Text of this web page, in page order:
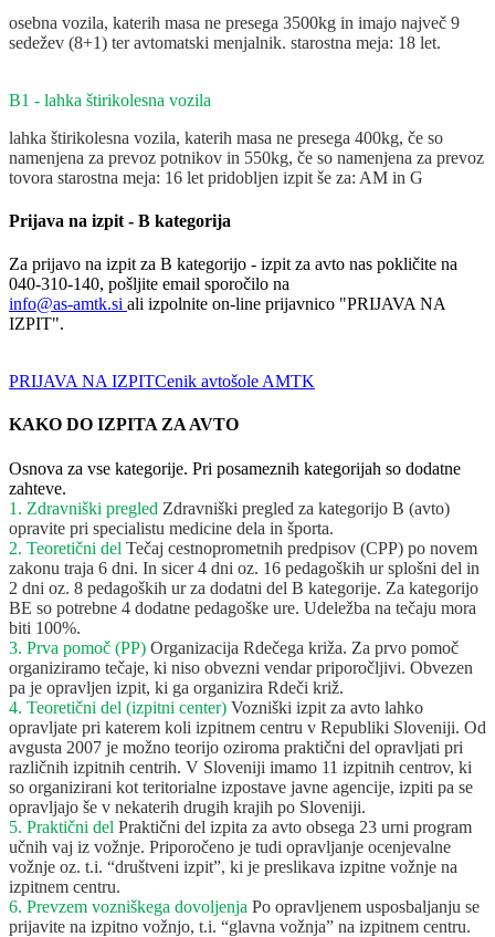
osebna vozila, katerih masa ne presega 3500kg in imajo največ 9
sedežev (8+1) ter avtomatski menjalnik. starostna meja: 18 let.
B1 - lahka štirikolesna vozila
lahka štirikolesna vozila, katerih masa ne presega 400kg, če so
namenjena za prevoz potnikov in 550kg, če so namenjena za prevoz
tovora starostna meja: 16 let pridobljen izpit še za: AM in G
Prijava na izpit - B kategorija
Za prijavo na izpit za B kategorijo - izpit za avto nas pokličite na
040-310-140, pošljite email sporočilo na
info@as-amtk.si ali izpolnite on-line prijavnico "PRIJAVA NA
IZPIT".
PRIJAVA NA IZPITCenik avtošole AMTK
KAKO DO IZPITA ZA AVTO
Osnova za vse kategorije. Pri posameznih kategorijah so dodatne
zahteve.
1. Zdravniški pregled Zdravniški pregled za kategorijo B (avto)
opravite pri specialistu medicine dela in športa.
2. Teoretični del Tečaj cestnoprometnih predpisov (CPP) po novem
zakonu traja 6 dni. In sicer 4 dni oz. 16 pedagoških ur splošni del in
2 dni oz. 8 pedagoških ur za dodatni del B kategorije. Za kategorijo
BE so potrebne 4 dodatne pedagoške ure. Udeležba na tečaju mora
biti 100%.
3. Prva pomoč (PP) Organizacija Rdečega križa. Za prvo pomoč
organiziramo tečaje, ki niso obvezni vendar priporočljivi. Obvezen
pa je opravljen izpit, ki ga organizira Rdeči križ.
4. Teoretični del (izpitni center) Vozniški izpit za avto lahko
opravljate pri katerem koli izpitnem centru v Republiki Sloveniji. Od
avgusta 2007 je možno teorijo oziroma praktični del opravljati pri
različnih izpitnih centrih. V Sloveniji imamo 11 izpitnih centrov, ki
so organizirani kot teritorialne izpostave javne agencije, izpiti pa se
opravljajo še v nekaterih drugih krajih po Sloveniji.
5. Praktični del Praktični del izpita za avto obsega 23 urni program
učnih vaj iz vožnje. Priporočeno je tudi opravljanje ocenjevalne
vožnje oz. t.i. “društveni izpit”, ki je preslikava izpitne vožnje na
izpitnem centru.
6. Prevzem vozniškega dovoljenja Po opravljenem usposbaljanju se
prijavite na izpitno vožnjo, t.i. “glavna vožnja” na izpitnem centru.